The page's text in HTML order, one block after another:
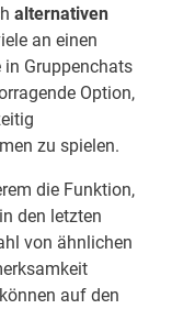
alternativen
an einen
in Gruppenchats
Option,
zu spielen.
die Funktion,
den letzten
von ähnlichen
auf den